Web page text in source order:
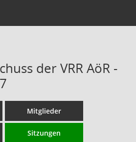
der VRR AöR -
Mitglieder
Sitzungen